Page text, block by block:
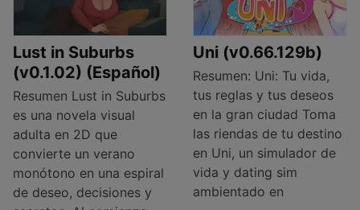
Lust in Suburbs
(v0.1.02) (Español)
Resumen Lust in Suburbs
es una novela visual
adulta en 2D que
convierte un verano
monótono en una espiral
de deseo, decisiones y
Uni (v0.66.129b)
Resumen: Uni: Tu vida,
tus reglas y tus deseos
en la gran ciudad Toma
las riendas de tu destino
en Uni, un simulador de
vida y dating sim
ambientado en